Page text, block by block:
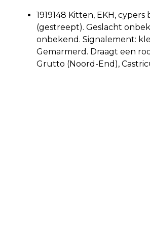
1919148 Kitten, EKH,
(gestreept). Geslacht
onbekend. Signalement:
Gemarmerd. Draagt een
Grutto (Noord-End),